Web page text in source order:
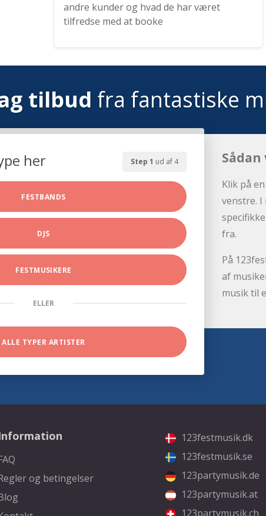
andre kunder og hvad de har været
tilfredse med at booke
tilbud fra fantastiske
Step 1 ud af 4
her
FESTBANDS
DJS
FESTMUSIKERE
ELLER
ALLE TYPER ARTISTER
Klik på
venstre.
fra.
På
af
musik til
og betingelser
123festmusik.dk
123festmusik.se
123partymusik.de
123partymusik.at
123partymusik.ch